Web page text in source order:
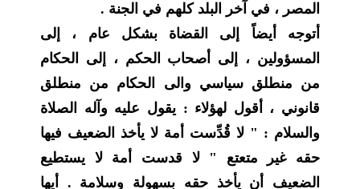
المصر ، في آخر البلد كلهم في الجنة .
أتوجه أيضاً إلى القضاة بشكل عام ، إلى
المسؤولين ، إلى أصحاب الحكم ، إلى الحكام
من منطلق سياسي والى الحكام من منطلق
قانوني ، أقول لهؤلاء : يقول عليه وآله الصلاة
والسلام : " لا قُدِّست أمة لا يأخذ الضعيف فيها
حقه غير متعتع " لا قدست أمة لا يستطيع
الضعيف أن يأخذ حقه بسهولة وسلامة . أيها